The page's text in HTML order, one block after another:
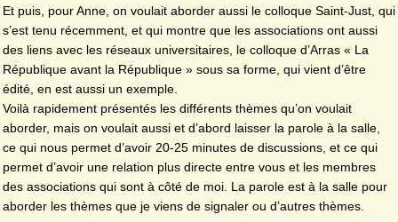
Et puis, pour Anne, on voulait aborder aussi le colloque Saint-Just, qui
s’est tenu récemment, et qui montre que les associations ont aussi
des liens avec les réseaux universitaires, le colloque d’Arras « La
République avant la République » sous sa forme, qui vient d’être
édité, en est aussi un exemple.
Voilà rapidement présentés les différents thèmes qu’on voulait
aborder, mais on voulait aussi et d’abord laisser la parole à la salle,
ce qui nous permet d’avoir 20-25 minutes de discussions, et ce qui
permet d’avoir une relation plus directe entre vous et les membres
des associations qui sont à côté de moi. La parole est à la salle pour
aborder les thèmes que je viens de signaler ou d’autres thèmes.